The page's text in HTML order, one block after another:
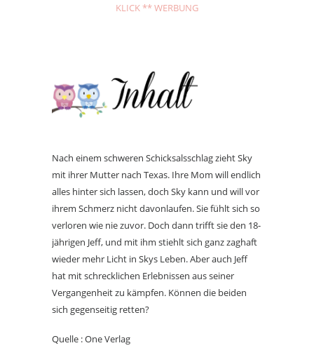
KLICK ** WERBUNG
Nach einem schweren Schicksalsschlag zieht Sky
mit ihrer Mutter nach Texas. Ihre Mom will endlich
alles hinter sich lassen, doch Sky kann und will vor
ihrem Schmerz nicht davonlaufen. Sie fühlt sich so
verloren wie nie zuvor. Doch dann trifft sie den 18-
jährigen Jeff, und mit ihm stiehlt sich ganz zaghaft
wieder mehr Licht in Skys Leben. Aber auch Jeff
hat mit schrecklichen Erlebnissen aus seiner
Vergangenheit zu kämpfen. Können die beiden
sich gegenseitig retten?
Quelle : One Verlag